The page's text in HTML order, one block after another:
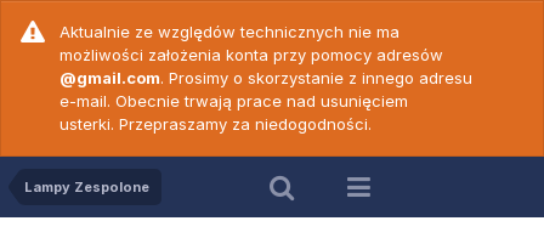
Aktualnie ze względów technicznych nie ma
możliwości założenia konta przy pomocy adresów
@gmail.com. Prosimy o skorzystanie z innego adresu
e-mail. Obecnie trwają prace nad usunięciem
usterki. Przepraszamy za niedogodności.
Lampy Zespolone